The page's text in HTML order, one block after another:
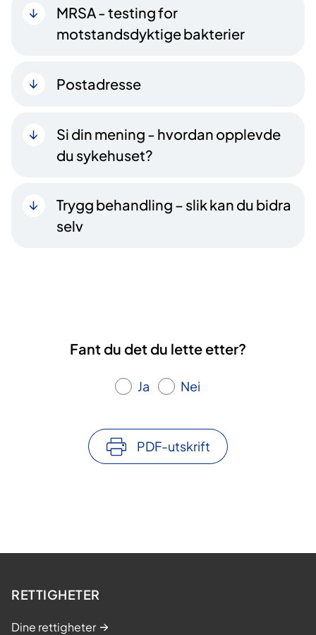
MRSA - testing for
motstandsdyktige bakterier
Postadresse
Si din mening - hvordan opplevde
du sykehuset?
Trygg behandling – slik kan du bidra
selv
Fant du det du lette etter?
Ja Nei
PDF-utskrift
RETTIGHETER
Dine rettigheter